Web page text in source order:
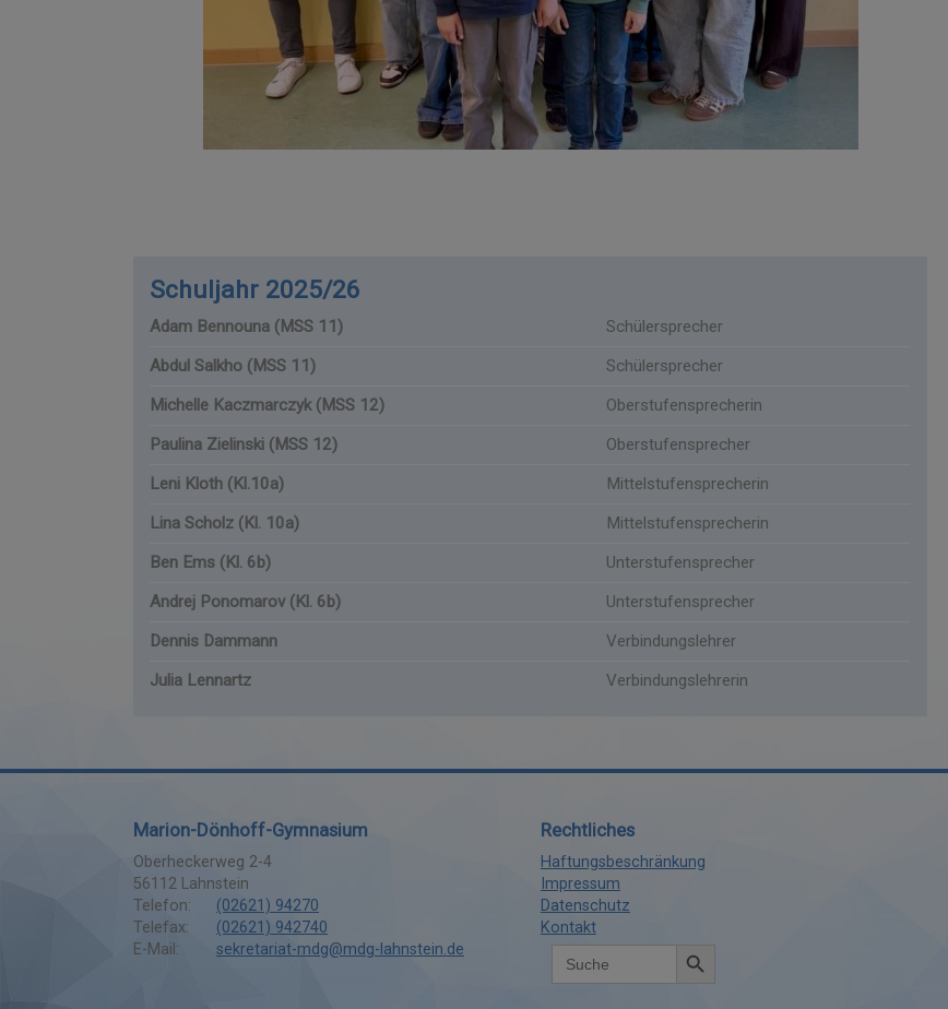
Schuljahr 2025/26
Adam Bennouna (MSS 11)
Schülersprecher
Abdul Salkho (MSS 11)
Schülersprecher
Michelle Kaczmarczyk (MSS 12)
Oberstufensprecherin
Paulina Zielinski (MSS 12)
Oberstufensprecher
Leni Kloth (Kl.10a)
Mittelstufensprecherin
Lina Scholz (Kl. 10a)
Mittelstufensprecherin
Ben Ems (Kl. 6b)
Unterstufensprecher
Andrej Ponomarov (Kl. 6b)
Unterstufensprecher
Dennis Dammann
Verbindungslehrer
Julia Lennartz
Verbindungslehrerin
Marion-Dönhoff-Gymnasium
Oberheckerweg 2-4
56112 Lahnstein
Telefon:
(02621) 94270
Telefax:
(02621) 942740
E-Mail:
sekretariat-mdg@mdg-lahnstein.de
Rechtliches
Haftungsbeschränkung
Impressum
Datenschutz
Kontakt
Search
for:
Search Button